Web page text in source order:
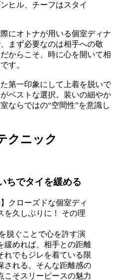
ヒル、チーフはスタイ
にオトナが用いる個室ディナ
まず必要なのは相手への敬
からこそ、時に心を開いて相
す。
第一印象にして上着を脱いで
ベストな選択。装いの細やか
ならではの“空間性”を意識し
クニック
ちでタイを緩める
脱ぐことで心を許す演
緩めれば、相手との距離
れでもジレを着ている限
される。そんな距離感の
こそスリーピースの魅力